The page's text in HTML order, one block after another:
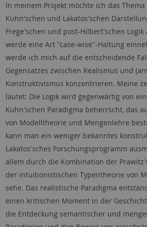
In meinem Projekt möchte ich das
Kuhn'schen und Lakatos'schen
Frege'schen und post-Hilbert'schen Logik
werde eine Art "case-wise"-Haltung
werde ich mich auf die entscheidende
Gegensatzes zwischen Realismus und
Konstruktivismus konzentrieren. Meine
lautet: Die Logik wird gegenwärtig von
Kuhn'schen Paradigma beherrscht, das
von Modelltheorie und Mengenlehre
kann man ein weniger bekanntes
Lakatos'sches Forschungsprogramm
allem durch die Kombination der
der intuitionistischen Typentheorie von
sehe. Das realistische Paradigma
einen kritischen Moment in der
die Entdeckung semantischer und